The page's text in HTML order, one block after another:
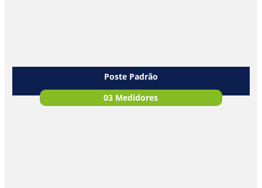
Poste Padrão
03 Medidores